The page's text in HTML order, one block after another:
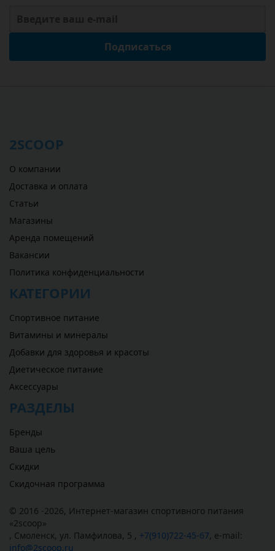
Подписаться
2SCOOP
О компании
Доставка и оплата
Статьи
Магазины
Аренда помещений
Вакансии
Политика конфиденциальности
КАТЕГОРИИ
Спортивное питание
Витамины и минералы
Добавки для здоровья и красоты
Диетическое питание
Аксессуары
РАЗДЕЛЫ
Бренды
Ваша цель
Скидки
Скидочная программа
© 2016 -2026, Интернет-магазин спортивного питания
«2scoop»
, Смоленск, ул. Памфилова, 5 , +7(910)722-45-67, e-mail:
info@2scoop.ru